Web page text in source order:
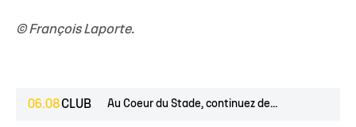
© François Laporte.
06.08CLUB Au Coeur du Stade, continuez de...